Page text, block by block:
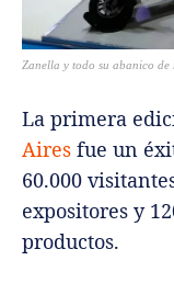
Zanella y todo su abanico de
La primera
Aires fue un
60.000
expositores y
productos.